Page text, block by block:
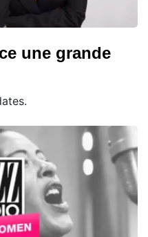
une grande